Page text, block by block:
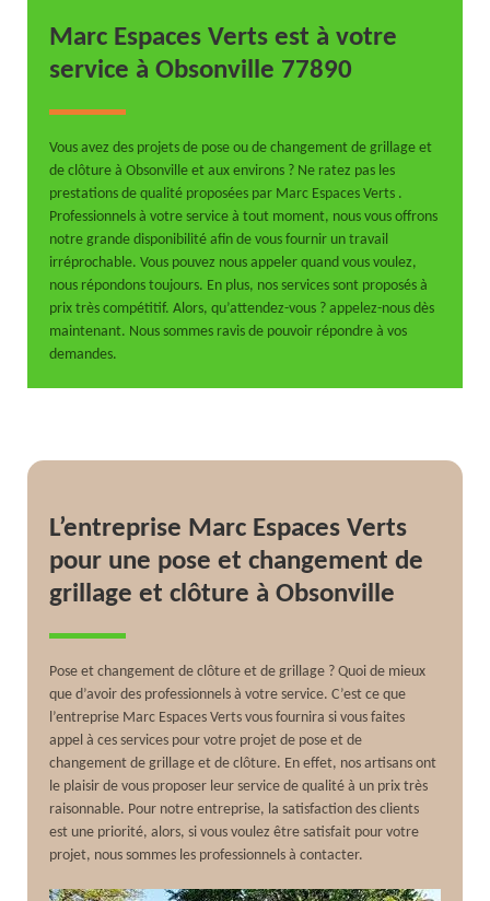
Marc Espaces Verts est à votre
service à Obsonville 77890
Vous avez des projets de pose ou de changement de grillage et
de clôture à Obsonville et aux environs ? Ne ratez pas les
prestations de qualité proposées par Marc Espaces Verts .
Professionnels à votre service à tout moment, nous vous offrons
notre grande disponibilité afin de vous fournir un travail
irréprochable. Vous pouvez nous appeler quand vous voulez,
nous répondons toujours. En plus, nos services sont proposés à
prix très compétitif. Alors, qu’attendez-vous ? appelez-nous dès
maintenant. Nous sommes ravis de pouvoir répondre à vos
demandes.
L’entreprise Marc Espaces Verts
pour une pose et changement de
grillage et clôture à Obsonville
Pose et changement de clôture et de grillage ? Quoi de mieux
que d’avoir des professionnels à votre service. C’est ce que
l’entreprise Marc Espaces Verts vous fournira si vous faites
appel à ces services pour votre projet de pose et de
changement de grillage et de clôture. En effet, nos artisans ont
le plaisir de vous proposer leur service de qualité à un prix très
raisonnable. Pour notre entreprise, la satisfaction des clients
est une priorité, alors, si vous voulez être satisfait pour votre
projet, nous sommes les professionnels à contacter.